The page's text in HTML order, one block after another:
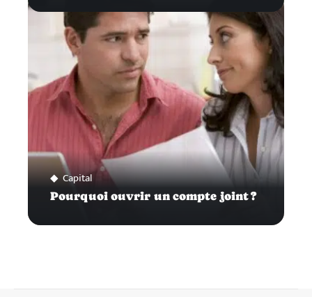
Capital
Pourquoi ouvrir un compte joint ?